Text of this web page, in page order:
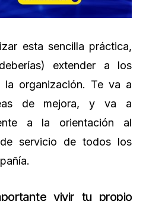
esta sencilla práctica,
extender a los
la organización. Te va a
de mejora, y va a
a la orientación al
servicio de todos los
vivir tu propio